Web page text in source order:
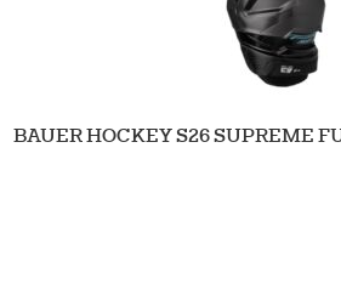
BAUER HOCKEY S26 SUPREME